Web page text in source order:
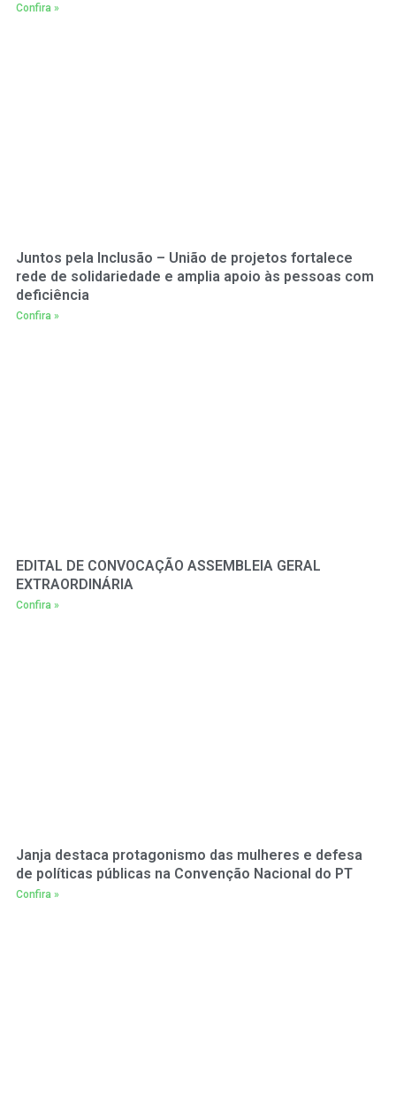
Confira »
Juntos pela Inclusão – União de projetos fortalece
rede de solidariedade e amplia apoio às pessoas com
deficiência
Confira »
EDITAL DE CONVOCAÇÃO ASSEMBLEIA GERAL
EXTRAORDINÁRIA
Confira »
Janja destaca protagonismo das mulheres e defesa
de políticas públicas na Convenção Nacional do PT
Confira »